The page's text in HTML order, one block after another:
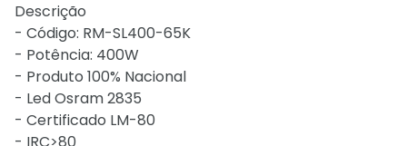
Descrição
- Código: RM-SL400-65K
- Potência: 400W
- Produto 100% Nacional
- Led Osram 2835
- Certificado LM-80